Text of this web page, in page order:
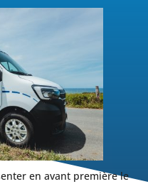
en avant première le